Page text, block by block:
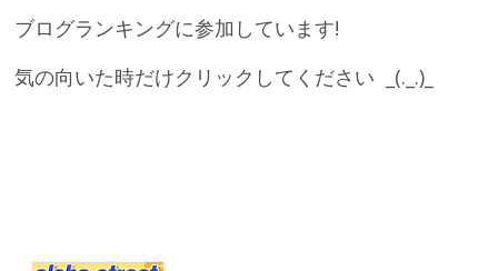
ブログランキングに参加しています!
気の向いた時だけクリックしてください
_(._.)_